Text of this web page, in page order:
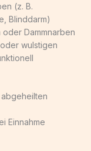
(z. B.
Blinddarm)
Dammnarben
wulstigen
Einnahme